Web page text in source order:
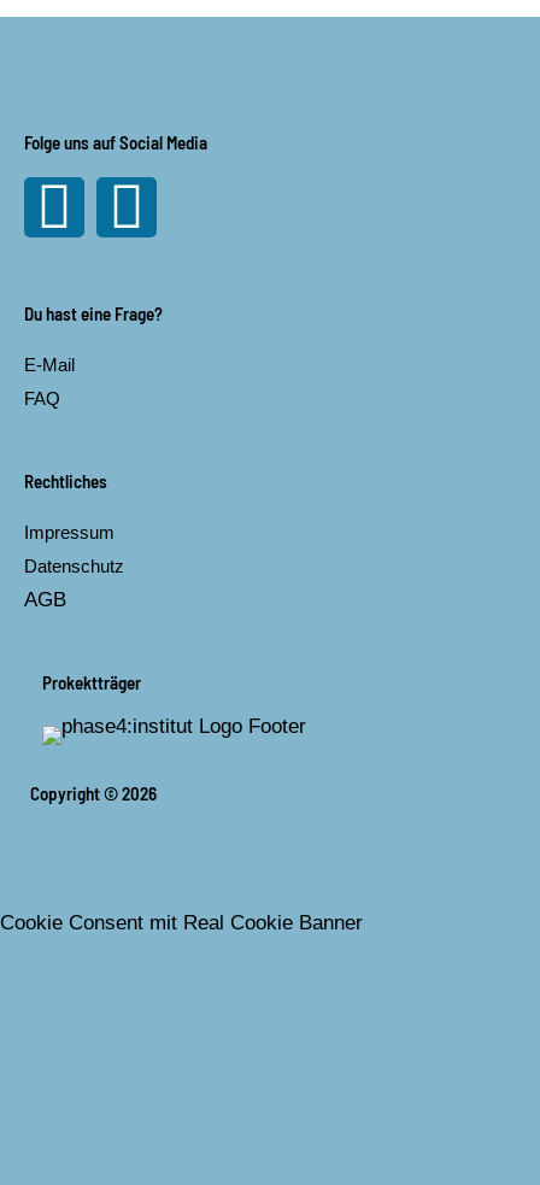
Folge uns auf Social Media
Facebook Instagram
Du hast eine Frage?
E-Mail
FAQ
Rechtliches
Impressum
Datenschutz
AGB
Prokektträger
Copyright © 2026
Cookie Consent mit Real Cookie Banner